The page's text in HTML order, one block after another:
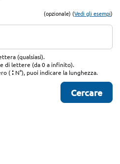
(opzionale) (Vedi gli esempi)
(qualsiasi).
di lettere (da 0 a infinito).
(: N°), puoi indicare la lunghezza.